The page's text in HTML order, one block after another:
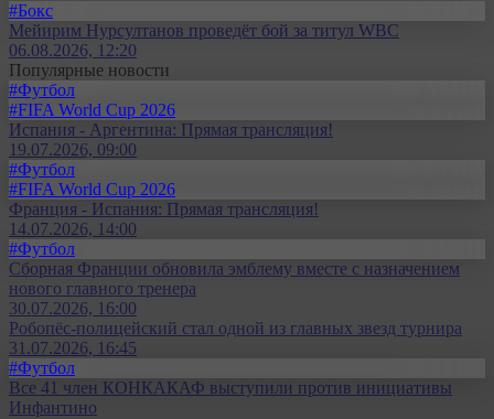
#Бокс
Мейирим Нурсултанов проведёт бой за титул WBC
06.08.2026, 12:20
Популярные новости
#Футбол
#FIFA World Cup 2026
Испания - Аргентина: Прямая трансляция!
19.07.2026, 09:00
#Футбол
#FIFA World Cup 2026
Франция - Испания: Прямая трансляция!
14.07.2026, 14:00
#Футбол
Сборная Франции обновила эмблему вместе с назначением
нового главного тренера
30.07.2026, 16:00
Робопёс-полицейский стал одной из главных звезд турнира
31.07.2026, 16:45
#Футбол
Все 41 член КОНКАКАФ выступили против инициативы
Инфантино